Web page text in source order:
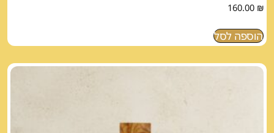
160.00 ₪
הוספה לסל